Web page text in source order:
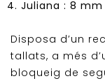
Juliana : 8 mm
Disposa d’un
tallats, a més
bloqueig de